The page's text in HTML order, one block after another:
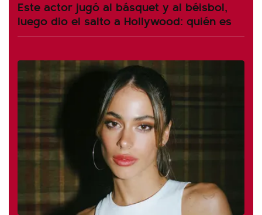
Este actor jugó al básquet y al béisbol,
luego dio el salto a Hollywood: quién es